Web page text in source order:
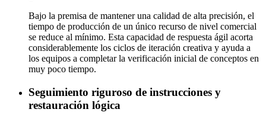
Bajo la premisa de mantener una calidad de alta precisión, el
tiempo de producción de un único recurso de nivel comercial
se reduce al mínimo. Esta capacidad de respuesta ágil acorta
considerablemente los ciclos de iteración creativa y ayuda a
los equipos a completar la verificación inicial de conceptos en
muy poco tiempo.
Seguimiento riguroso de instrucciones y
restauración lógica